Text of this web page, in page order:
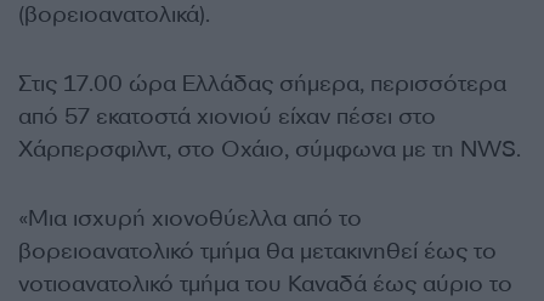
(βορειοανατολικά).
Στις 17.00 ώρα Ελλάδας σήμερα, περισσότερα
από 57 εκατοστά χιονιού είχαν πέσει στο
Χάρπερσφιλντ, στο Οχάιο, σύμφωνα με τη NWS.
«Μια ισχυρή χιονοθύελλα από το
βορειοανατολικό τμήμα θα μετακινηθεί έως το
νοτιοανατολικό τμήμα του Καναδά έως αύριο το